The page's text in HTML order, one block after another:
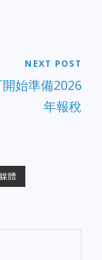
NEXT POST
始準備2026
年報稅
體